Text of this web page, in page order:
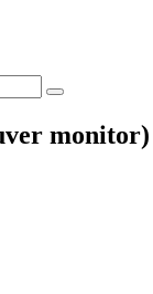
monitor)